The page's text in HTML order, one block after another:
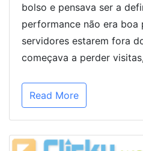
bolso e pensava ser a
performance não era
servidores estarem fora
começava a perder
Read More